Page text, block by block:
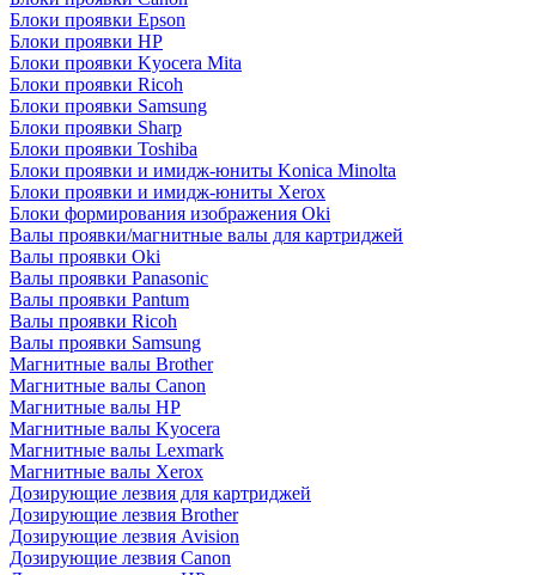
Блоки проявки Epson
Блоки проявки HP
Блоки проявки Kyocera Mita
Блоки проявки Ricoh
Блоки проявки Samsung
Блоки проявки Sharp
Блоки проявки Toshiba
Блоки проявки и имидж-юниты Konica Minolta
Блоки проявки и имидж-юниты Xerox
Блоки формирования изображения Oki
Валы проявки/магнитные валы для картриджей
Валы проявки Oki
Валы проявки Panasonic
Валы проявки Pantum
Валы проявки Ricoh
Валы проявки Samsung
Магнитные валы Brother
Магнитные валы Canon
Магнитные валы HP
Магнитные валы Kyocera
Магнитные валы Lexmark
Магнитные валы Xerox
Дозирующие лезвия для картриджей
Дозирующие лезвия Brother
Дозирующие лезвия Avision
Дозирующие лезвия Canon